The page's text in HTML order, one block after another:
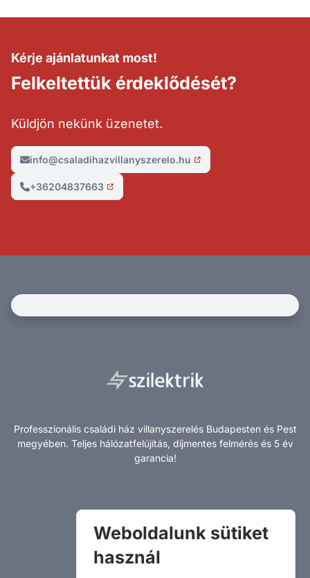
Kérje ajánlatunkat most!
Felkeltettük érdeklődését?
Küldjön nekünk üzenetet.
info@csaladihazvillanyszerelo.hu
+36204837663
NeoSite
Professzionális családi ház villanyszerelés Budapesten és Pest
megyében. Teljes hálózatfelújítás, díjmentes felmérés és 5 év
garancia!
Panel villanyszerelés
Cikkek
Árak
Weboldalunk sütiket
használ